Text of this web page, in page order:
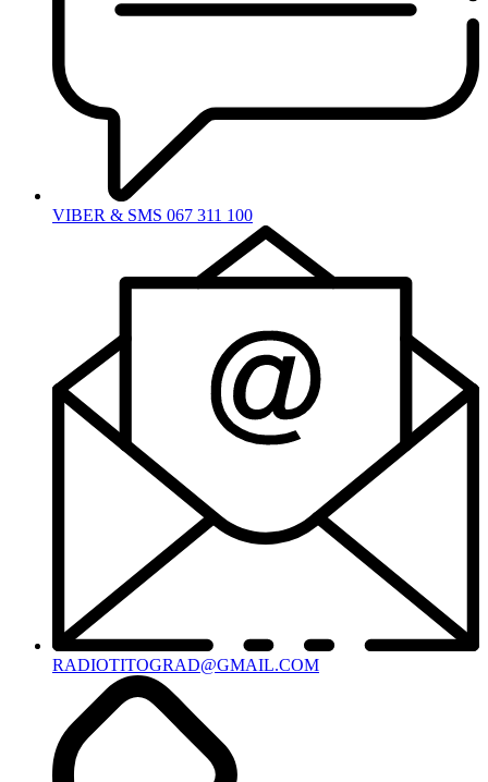
VIBER & SMS 067 311 100
RADIOTITOGRAD@GMAIL.COM